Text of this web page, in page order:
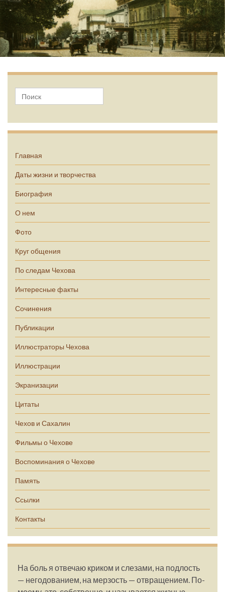
Главная
Даты жизни и творчества
Биография
О нем
Фото
Круг общения
По следам Чехова
Интересные факты
Сочинения
Публикации
Иллюстраторы Чехова
Иллюстрации
Экранизации
Цитаты
Чехов и Сахалин
Фильмы о Чехове
Воспоминания о Чехове
Память
Ссылки
Контакты
На боль я отвечаю криком и слезами, на подлость
— негодованием, на мерзость — отвращением. По-